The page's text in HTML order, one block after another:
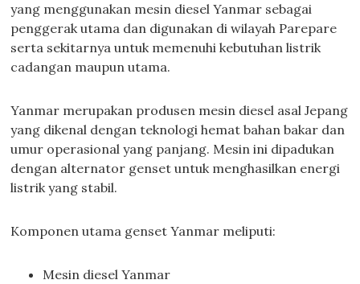
yang menggunakan mesin diesel Yanmar sebagai
penggerak utama dan digunakan di wilayah Parepare
serta sekitarnya untuk memenuhi kebutuhan listrik
cadangan maupun utama.
Yanmar merupakan produsen mesin diesel asal Jepang
yang dikenal dengan teknologi hemat bahan bakar dan
umur operasional yang panjang. Mesin ini dipadukan
dengan alternator genset untuk menghasilkan energi
listrik yang stabil.
Komponen utama genset Yanmar meliputi:
Mesin diesel Yanmar